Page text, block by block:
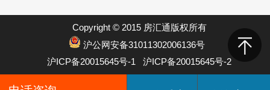
Copyright © 2015 房汇通版权所有
沪公网安备31011302006136号
沪ICP备20015645号-1
沪ICP备20015645号-2